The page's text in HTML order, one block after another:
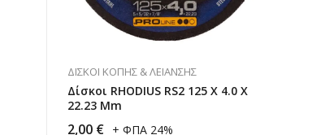
ΔΊΣΚΟΙ ΚΟΠΉΣ & ΛΕΊΑΝΣΗΣ
Δίσκοι RHODIUS RS2 125 X 4.0 X
22.23 Mm
2,00 € + ΦΠΑ 24%